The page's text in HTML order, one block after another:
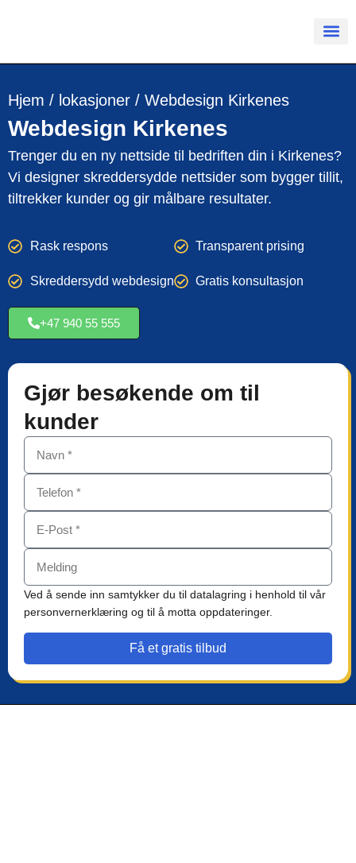
Hjem / lokasjoner / Webdesign Kirkenes
Webdesign Kirkenes
Trenger du en ny nettside til bedriften din i Kirkenes?
Vi designer skreddersydde nettsider som bygger tillit,
tiltrekker kunder og gir målbare resultater.
Rask respons
Skreddersydd webdesign
Transparent prising
Gratis konsultasjon
+47 940 55 555
Gjør besøkende om til
kunder
Ved å sende inn samtykker du til datalagring i henhold til vår
personvernerklæring og til å motta oppdateringer.
Få et gratis tilbud